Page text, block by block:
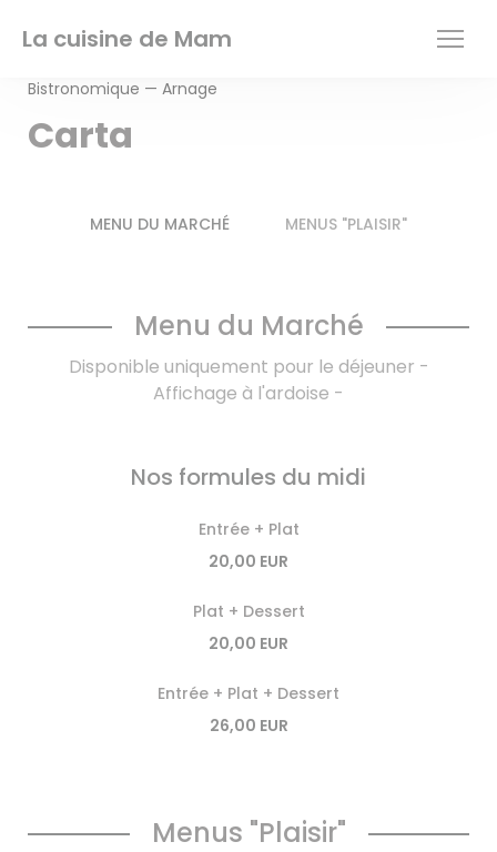
La cuisine de Mam
Bistronomique — Arnage
Carta
MENU DU MARCHÉ MENUS "PLAISIR"
Menu du Marché
Disponible uniquement pour le déjeuner -
Affichage à l'ardoise -
Nos formules du midi
Entrée + Plat
20,00 EUR
Plat + Dessert
20,00 EUR
Entrée + Plat + Dessert
26,00 EUR
Menus "Plaisir"